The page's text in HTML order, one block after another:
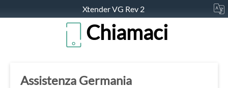
Xtender VG Rev 2
Chiamaci
Assistenza Germania